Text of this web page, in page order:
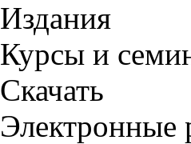
Издания
Курсы и
Скачать
Электронные